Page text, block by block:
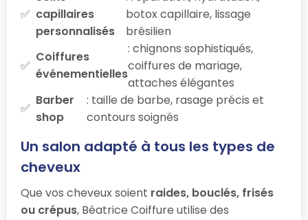
capillaires
personnalisés
botox capillaire, lissage
brésilien
Coiffures
événementielles
: chignons sophistiqués,
coiffures de mariage,
attaches élégantes
Barber
shop
: taille de barbe, rasage précis et
contours soignés
Un salon adapté à tous les types de
cheveux
Que vos cheveux soient raides, bouclés, frisés
ou crépus, Béatrice Coiffure utilise des